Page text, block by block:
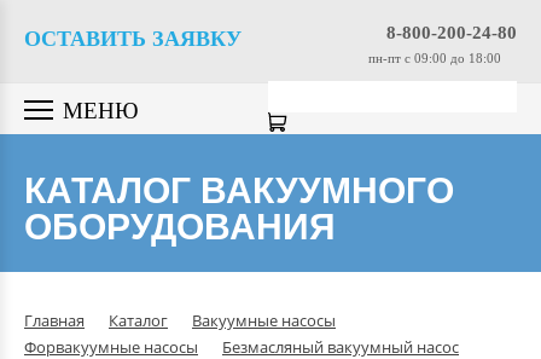
8-800-200-24-80
пн-пт c 09:00 до 18:00
ОСТАВИТЬ ЗАЯВКУ
МЕНЮ
КАТАЛОГ ВАКУУМНОГО
ОБОРУДОВАНИЯ
Главная Каталог
Вакуумные насосы
Форвакуумные насосы
Безмасляный вакуумный насос
Вакуумные насосы
Вакуумные датчики
Гелиевые течеискатели